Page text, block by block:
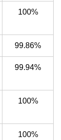
100%
99.86%
99.94%
100%
100%